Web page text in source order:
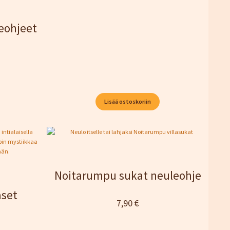
Lisää ostoskoriin
Noitarumpu sukat neuleohje
7,90€